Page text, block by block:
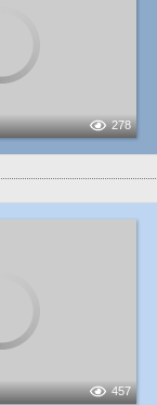
278
457